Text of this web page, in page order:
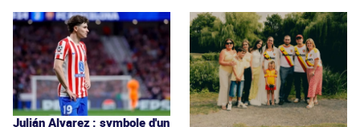
Julián Alvarez : symbole d'un